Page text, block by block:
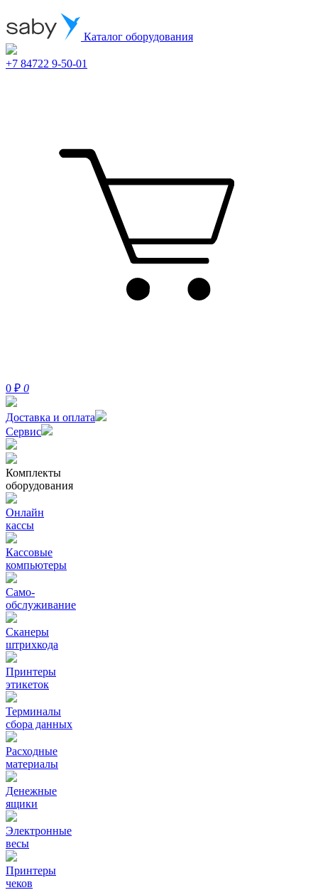
Каталог оборудования
+7 84722 9-50-01
0 ₽ 0
Доставка и оплата
Сервис
Комплекты
оборудования
Онлайн
кассы
Кассовые
компьютеры
Само-
обслуживание
Сканеры
штрихкода
Принтеры
этикеток
Терминалы
сбора данных
Расходные
материалы
Денежные
ящики
Электронные
весы
Принтеры
чеков